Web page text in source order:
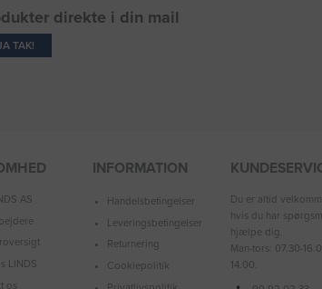
direkte i din mail
TAK!
AS
LINDS
os
INFORMATION
Handelsbetingelser
Leveringsbetingelser
Returnering
Cookiepolitik
Du er altid
hvis du har
hjælpe dig.
Man-tors: 07.30-
14.00.